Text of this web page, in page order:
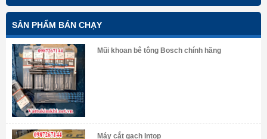
SẢN PHẨM BÁN CHẠY
Mũi khoan bê tông Bosch chính hãng
Máy cắt gạch Intop